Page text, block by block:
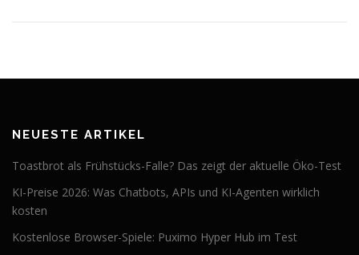
NEUESTE ARTIKEL
Toastbrot als Frühstücks-Falle? Das zeigt der aktuelle Öko-Test
KI-Preise 2026: Was Chatbots, APIs und KI-Agenten wirklich
kosten
Kostenlose Browser-Spiele: Puximo Hyper Hub im Test